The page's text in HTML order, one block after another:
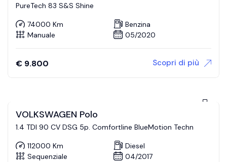
PureTech 83 S&S Shine
74000 Km
Benzina
Manuale
05/2020
€ 9.800 Scopri di più
VOLKSWAGEN Polo
1.4 TDI 90 CV DSG 5p. Comfortline BlueMotion Techn
112000 Km
Diesel
Sequenziale
04/2017